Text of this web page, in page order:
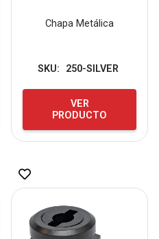
Chapa Metálica
SKU: 250-SILVER
VER
PRODUCTO